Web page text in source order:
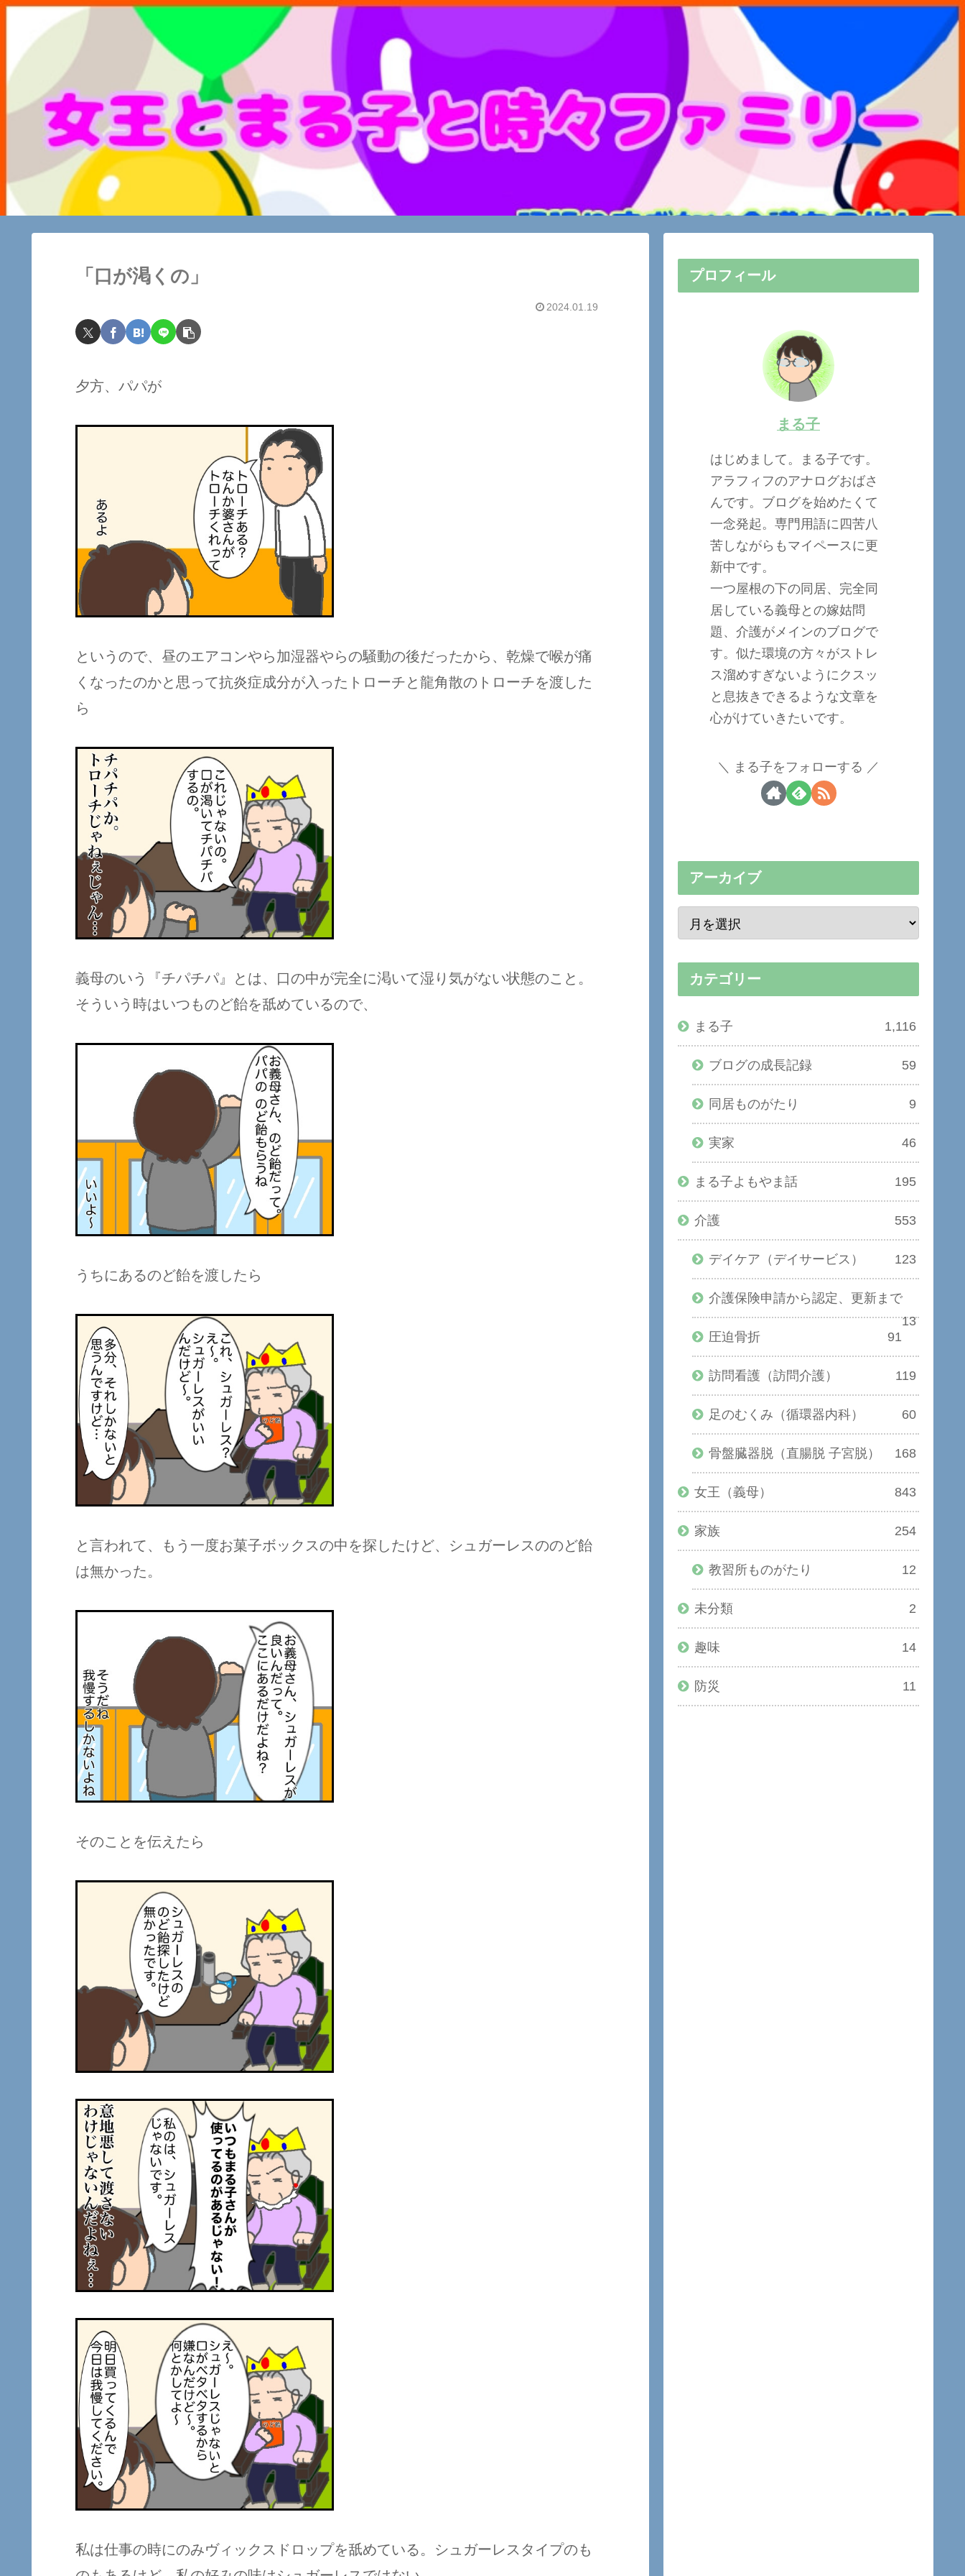
「口が渇くの」
2024.01.19
夕方、パパが
というので、昼のエアコンやら加湿器やらの騒動の後だったから、乾燥で喉が痛
くなったのかと思って抗炎症成分が入ったトローチと龍角散のトローチを渡した
ら
義母のいう『チパチパ』とは、口の中が完全に渇いて湿り気がない状態のこと。
そういう時はいつものど飴を舐めているので、
うちにあるのど飴を渡したら
と言われて、もう一度お菓子ボックスの中を探したけど、シュガーレスののど飴
は無かった。
そのことを伝えたら
私は仕事の時にのみヴィックスドロップを舐めている。シュガーレスタイプのも
プロフィール
まる子
はじめまして。まる子です。
アラフィフのアナログおばさ
んです。ブログを始めたくて
一念発起。専門用語に四苦八
苦しながらもマイペースに更
新中です。
一つ屋根の下の同居、完全同
居している義母との嫁姑問
題、介護がメインのブログで
す。似た環境の方々がストレ
ス溜めすぎないようにクスッ
と息抜きできるような文章を
心がけていきたいです。
まる子をフォローする
アーカイブ
カテゴリー
まる子 1,116
ブログの成長記録 59
同居ものがたり 9
実家 46
まる子よもやま話 195
介護 553
デイケア（デイサービス） 123
介護保険申請から認定、更新まで
13
圧迫骨折
91
訪問看護（訪問介護） 119
足のむくみ（循環器内科） 60
骨盤臓器脱（直腸脱 子宮脱） 168
女王（義母） 843
家族 254
教習所ものがたり 12
未分類 2
趣味 14
防災 11